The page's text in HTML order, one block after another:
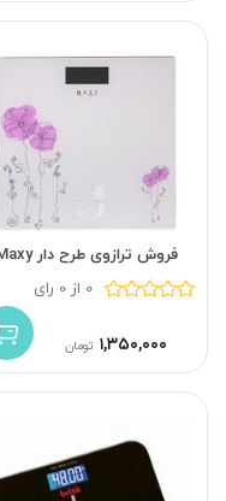
فروش ترازوی طرح دار Maxy
0 از 0 رای
۱,۳۵۰,۰۰۰ تومان